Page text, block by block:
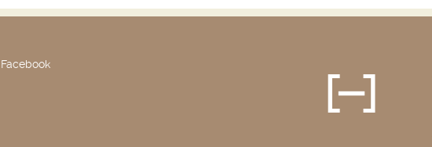
Facebook